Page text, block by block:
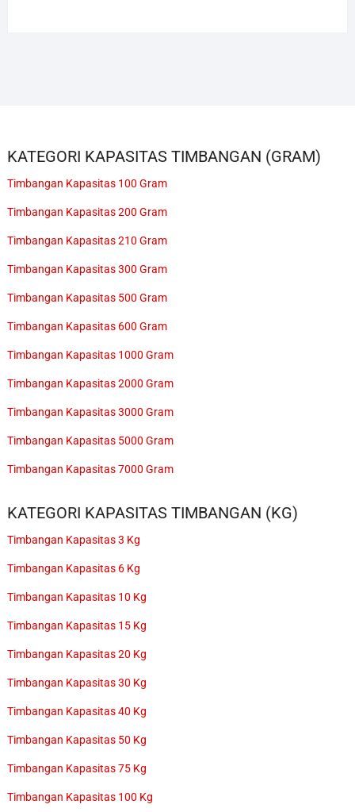
KATEGORI KAPASITAS TIMBANGAN (GRAM)
Timbangan Kapasitas 100 Gram
Timbangan Kapasitas 200 Gram
Timbangan Kapasitas 210 Gram
Timbangan Kapasitas 300 Gram
Timbangan Kapasitas 500 Gram
Timbangan Kapasitas 600 Gram
Timbangan Kapasitas 1000 Gram
Timbangan Kapasitas 2000 Gram
Timbangan Kapasitas 3000 Gram
Timbangan Kapasitas 5000 Gram
Timbangan Kapasitas 7000 Gram
KATEGORI KAPASITAS TIMBANGAN (KG)
Timbangan Kapasitas 3 Kg
Timbangan Kapasitas 6 Kg
Timbangan Kapasitas 10 Kg
Timbangan Kapasitas 15 Kg
Timbangan Kapasitas 20 Kg
Timbangan Kapasitas 30 Kg
Timbangan Kapasitas 40 Kg
Timbangan Kapasitas 50 Kg
Timbangan Kapasitas 75 Kg
Timbangan Kapasitas 100 Kg